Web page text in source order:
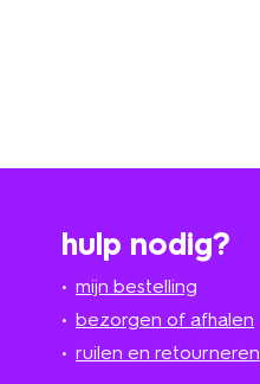
hulp nodig?
mijn bestelling
bezorgen of afhalen
ruilen en retourneren